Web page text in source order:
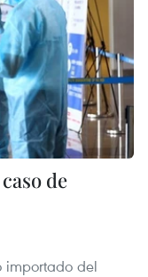
de
importado del